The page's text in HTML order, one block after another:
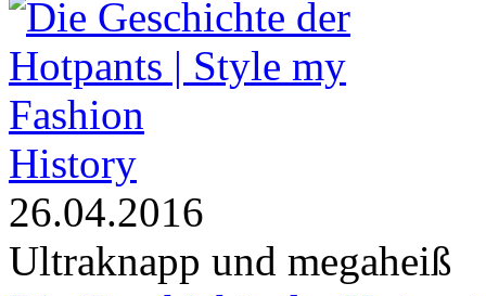
History
26.04.2016
Ultraknapp und megaheiß